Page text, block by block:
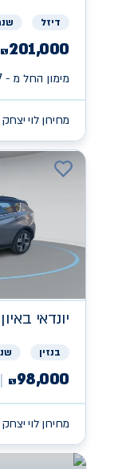
דיזל שנת
₪201,000
מימון החל מ -
מחירון לוי
יונדאי PRIME PLUS באיון
בנזין שנת
₪98,000
מחירון לוי